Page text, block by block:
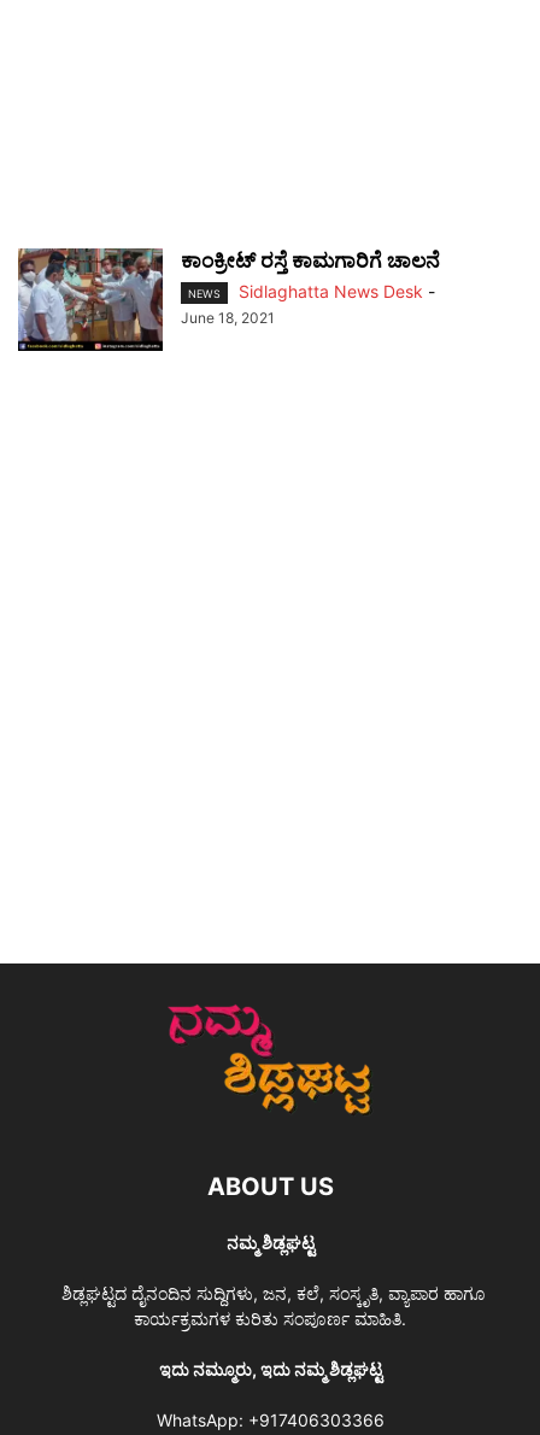
ಕಾಂಕ್ರೀಟ್ ರಸ್ತೆ ಕಾಮಗಾರಿಗೆ ಚಾಲನೆ
NEWS Sidlaghatta News Desk -
June 18, 2021
ABOUT US
ನಮ್ಮ ಶಿಡ್ಲಘಟ್ಟ
ಶಿಡ್ಲಘಟ್ಟದ ದೈನಂದಿನ ಸುದ್ದಿಗಳು, ಜನ, ಕಲೆ, ಸಂಸ್ಕೃತಿ, ವ್ಯಾಪಾರ ಹಾಗೂ
ಕಾರ್ಯಕ್ರಮಗಳ ಕುರಿತು ಸಂಪೂರ್ಣ ಮಾಹಿತಿ.
ಇದು ನಮ್ಮೂರು, ಇದು ನಮ್ಮ ಶಿಡ್ಲಘಟ್ಟ
WhatsApp: +917406303366